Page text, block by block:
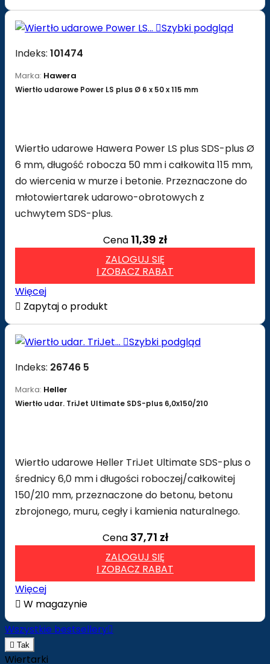
Szybki podgląd
Indeks: 101474
Marka: Hawera
Wiertło udarowe Power LS plus Ø 6 x 50 x 115 mm
Wiertło udarowe Hawera Power LS plus SDS-plus Ø
6 mm, długość robocza 50 mm i całkowita 115 mm,
do wiercenia w murze i betonie. Przeznaczone do
młotowiertarek udarowo-obrotowych z
uchwytem SDS-plus.
Cena 11,39 zł
ZALOGUJ SIĘ
I ZOBACZ RABAT
Więcej
 Zapytaj o produkt
Szybki podgląd
Indeks: 26746 5
Marka: Heller
Wiertło udar. TriJet Ultimate SDS-plus 6,0x150/210
Wiertło udarowe Heller TriJet Ultimate SDS-plus o
średnicy 6,0 mm i długości roboczej/całkowitej
150/210 mm, przeznaczone do betonu, betonu
zbrojonego, muru, cegły i kamienia naturalnego.
Cena 37,71 zł
ZALOGUJ SIĘ
I ZOBACZ RABAT
Więcej
 W magazynie
Wszystkie bestsellery
 Tak
Wiertarki